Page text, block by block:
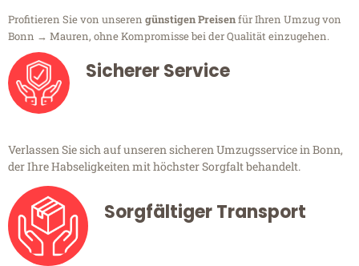
Profitieren Sie von unseren günstigen Preisenfür Ihren Umzug von
Bonn → Mauren, ohne Kompromisse bei der Qualität einzugehen.
Sicherer Service
Verlassen Sie sich auf unseren sicheren Umzugsservice in Bonn,
der Ihre Habseligkeiten mit höchster Sorgfalt behandelt.
Sorgfältiger Transport